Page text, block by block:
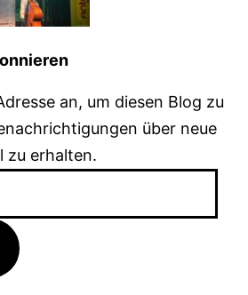
an, um diesen Blog zu
über neue
zu erhalten.